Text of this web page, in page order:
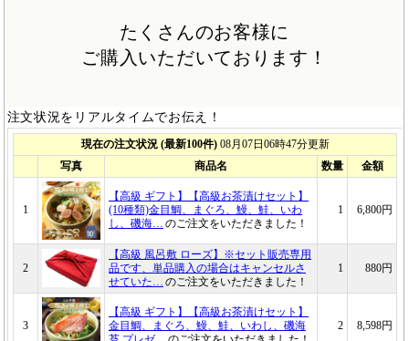
たくさんのお客様に
ご購入いただいております！
注文状況をリアルタイムでお伝え！